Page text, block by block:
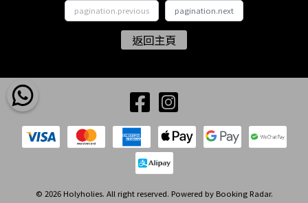
pagination.previous pagination.next
返回主頁
© 2026 Holyholies. All right reserved. Powered by Booking Radar.